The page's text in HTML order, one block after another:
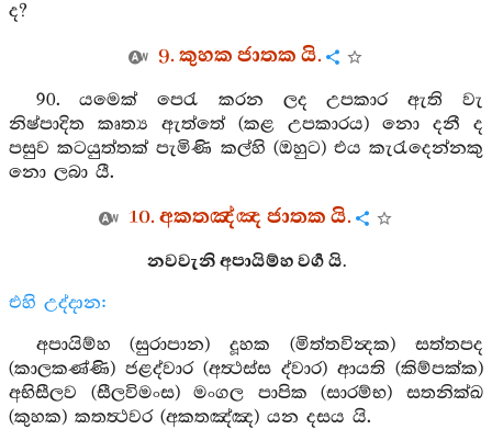
ද?
9. කුහක ජාතක යි.
90. යමෙක් පෙරැ කරන ලද උපකාර ඇති වැ
නිෂ්පාදිත කෘත්‍ය ඇත්තේ (කළ උපකාරය) නො දනී ද
පසුව කටයුත්තක් පැමිණි කල්හි (ඔහුට) එය කැරැදෙන්නකු
නො ලබා යී.
10. අකතඤ්ඤ ජාතක යි.
නවවැනි අපායිම්හ වර්‍ග යි.
එහි උද්දාන:
අපායිම්හ (සුරාපාන) දූහක (මිත්තවින්‍දක) සත්තපද
(කාලකණ්ණි) ජළද්වාර (අත්‍ථස්ස ද්වාර) ආයති (කිම්පක්ක)
අභිසීලව (සීලවිමංස) මංගල පාපික (සාරම්භ) සතනික්ඛ
(කුහක) කතත්‍ථවර (අකතඤ්ඤ) යන දසය යි.